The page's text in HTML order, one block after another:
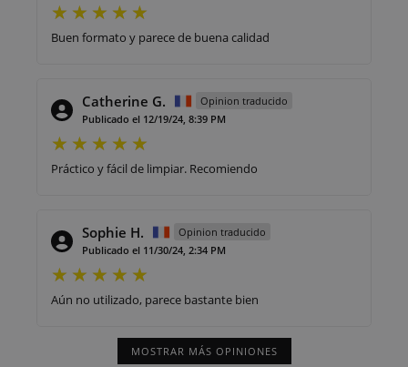
Buen formato y parece de buena calidad
Catherine G.
Opinion traducido
Publicado el 12/19/24, 8:39 PM
Práctico y fácil de limpiar. Recomiendo
Sophie H.
Opinion traducido
Publicado el 11/30/24, 2:34 PM
Aún no utilizado, parece bastante bien
MOSTRAR MÁS OPINIONES